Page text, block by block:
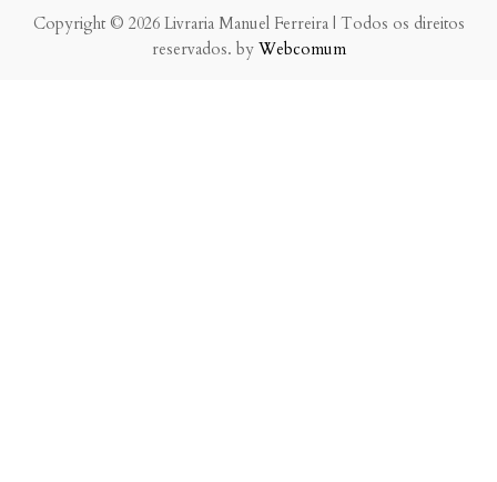
Copyright © 2026 Livraria Manuel Ferreira | Todos os direitos
reservados. by Webcomum